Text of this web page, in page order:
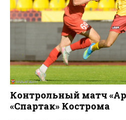
Контрольный матч
«Спартак» Кострома